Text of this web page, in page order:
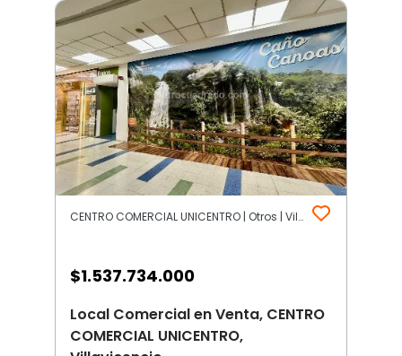
CENTRO COMERCIAL UNICENTRO | Otros | Villavicencio
$1.537.734.000
Local Comercial en Venta, CENTRO
COMERCIAL UNICENTRO,